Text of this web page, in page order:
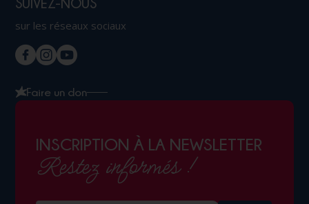
SUIVEZ-NOUS
sur les réseaux sociaux
Faire un don
INSCRIPTION À LA NEWSLETTER
Restez informés !